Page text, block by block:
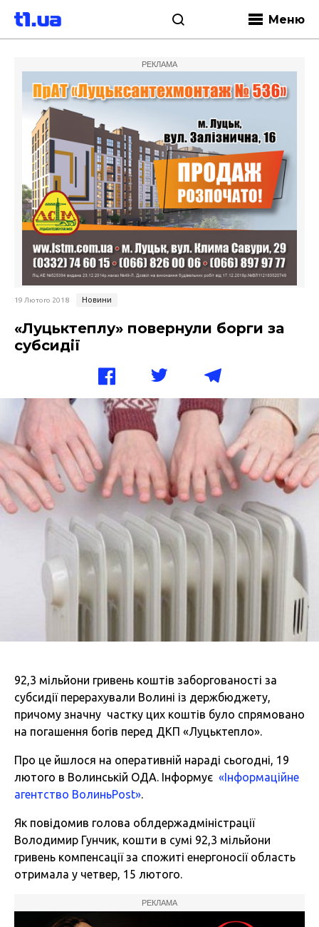
Меню
РЕКЛАМА
19 Лютого 2018 Новини
«Луцьктеплу» повернули борги за
субсидії
92,3 мільйони гривень коштів заборгованості за
субсидії перерахували Волині із держбюджету,
причому значну частку цих коштів було спрямовано
на погашення богів перед ДКП «Луцьктепло».
Про це йшлося на оперативній нараді сьогодні, 19
лютого в Волинській ОДА. Інформує «Інформаційне
агентство ВолиньPost».
Як повідомив голова облдержадміністрації
Володимир Гунчик, кошти в сумі 92,3 мільйони
гривень компенсації за спожиті енергоносії область
отримала у четвер, 15 лютого.
РЕКЛАМА